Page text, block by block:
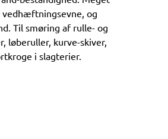
vedhæftningsevne, og
Til smøring af rulle- og
løberuller, kurve-skiver,
i slagterier.